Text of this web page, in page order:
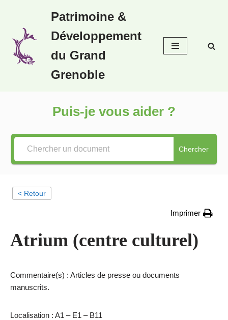
au
contenu
Patrimoine &
Développement
du Grand
Grenoble
Puis-je vous aider ?
Chercher
< Retour
Imprimer
Atrium (centre culturel)
Commentaire(s) : Articles de presse ou documents
manuscrits.
Localisation : A1 – E1 – B11